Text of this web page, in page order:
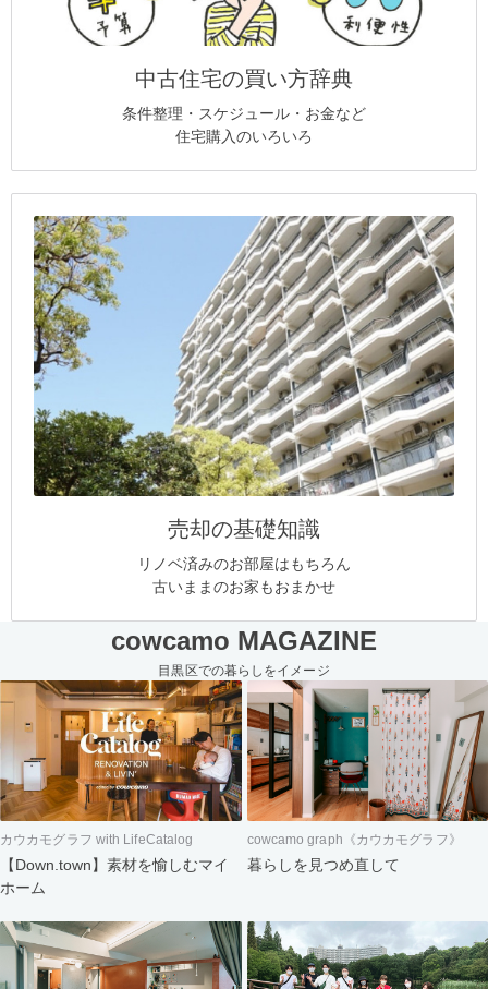
中古住宅の買い方辞典
条件整理・スケジュール・お金など
住宅購入のいろいろ
売却の基礎知識
リノベ済みのお部屋はもちろん
古いままのお家もおまかせ
cowcamo MAGAZINE
目黒区での暮らしをイメージ
カウカモグラフ with LifeCatalog
【Down.town】素材を愉しむマイ
ホーム
cowcamo graph《カウカモグラフ》
暮らしを見つめ直して